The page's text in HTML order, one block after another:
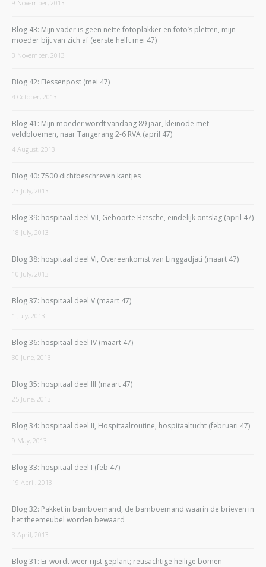
9 November, 2013
Blog 43: Mijn vader is geen nette fotoplakker en foto’s pletten, mijn
moeder bijt van zich af (eerste helft mei 47)
3 November, 2013
Blog 42: Flessenpost (mei 47)
4 October, 2013
Blog 41: Mijn moeder wordt vandaag 89 jaar, kleinode met
veldbloemen, naar Tangerang 2-6 RVA (april 47)
4 August, 2013
Blog 40: 7500 dichtbeschreven kantjes
23 July, 2013
Blog 39: hospitaal deel VII, Geboorte Betsche, eindelijk ontslag (april 47)
18 July, 2013
Blog 38: hospitaal deel VI, Overeenkomst van Linggadjati (maart 47)
10 July, 2013
Blog 37: hospitaal deel V (maart 47)
1 July, 2013
Blog 36: hospitaal deel IV (maart 47)
30 June, 2013
Blog 35: hospitaal deel III (maart 47)
25 June, 2013
Blog 34: hospitaal deel II, Hospitaalroutine, hospitaaltucht (februari 47)
9 May, 2013
Blog 33: hospitaal deel I (feb 47)
19 April, 2013
Blog 32: Pakket in bamboemand, de bamboemand waarin de brieven in
het theemeubel worden bewaard
3 April, 2013
Blog 31: Er wordt weer rijst geplant; reusachtige heilige bomen